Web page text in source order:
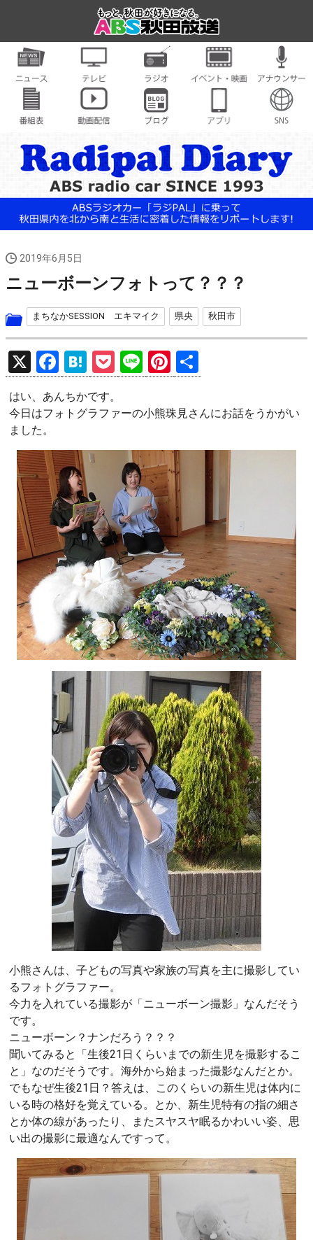
2019年6月5日
ニューボーンフォトって？？？
まちなかSESSION エキマイク 県央 秋田市
X
F
a
ce
o
o
k
H
at
e
a
P
o
ck
Li
n
e
Pi
nt
er
t
有
はい、あんちかです。
今日はフォトグラファーの小熊珠見さんにお話をうかがい
ました。
小熊さんは、子どもの写真や家族の写真を主に撮影してい
るフォトグラファー。
今力を入れている撮影が「ニューボーン撮影」なんだそう
です。
ニューボーン？ナンだろう？？？
聞いてみると「生後21日くらいまでの新生児を撮影するこ
と」なのだそうです。海外から始まった撮影なんだとか。
でもなぜ生後21日？答えは、このくらいの新生児は体内に
いる時の格好を覚えている。とか、新生児特有の指の細さ
とか体の線があったり、またスヤスヤ眠るかわいい姿、思
い出の撮影に最適なんですって。